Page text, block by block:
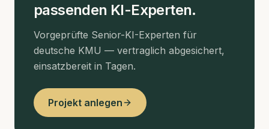
passenden KI-Experten.
Vorgeprüfte Senior-KI-Experten für
deutsche KMU — vertraglich abgesichert,
einsatzbereit in Tagen.
Projekt anlegen